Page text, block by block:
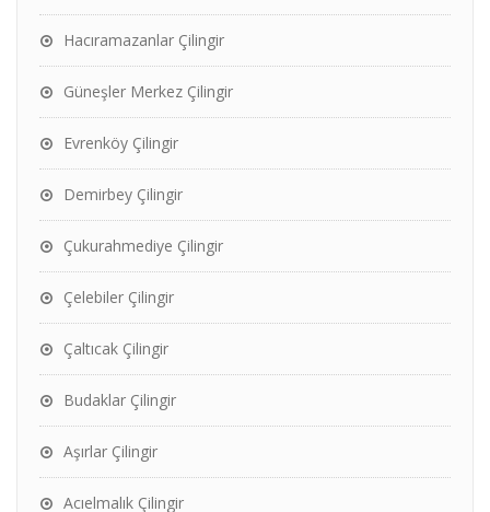
Hacıramazanlar Çilingir
Güneşler Merkez Çilingir
Evrenköy Çilingir
Demirbey Çilingir
Çukurahmediye Çilingir
Çelebiler Çilingir
Çaltıcak Çilingir
Budaklar Çilingir
Aşırlar Çilingir
Acıelmalık Çilingir